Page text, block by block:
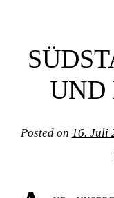
UND
Posted on 16. Juli